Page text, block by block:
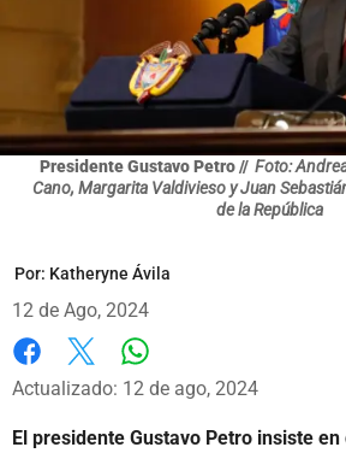
Presidente Gustavo Petro // Foto:
Cano, Margarita Valdivieso y Juan
de la República
Por: Katheryne Ávila
12 de Ago, 2024
Facebook
X
Actualizado: 12 de ago, 2024
El presidente Gustavo Petro insiste